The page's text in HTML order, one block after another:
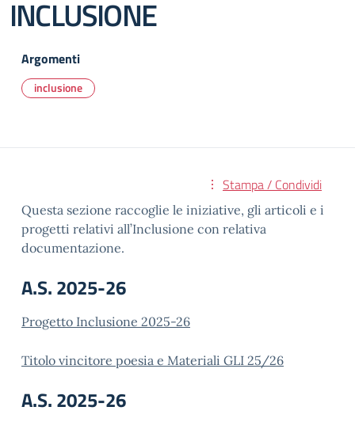
INCLUSIONE
Argomenti
inclusione
Stampa / Condividi
Questa sezione raccoglie le iniziative, gli articoli e i
progetti relativi all’Inclusione con relativa
documentazione.
A.S. 2025-26
Progetto Inclusione 2025-26
Titolo vincitore poesia e Materiali GLI 25/26
A.S. 2025-26